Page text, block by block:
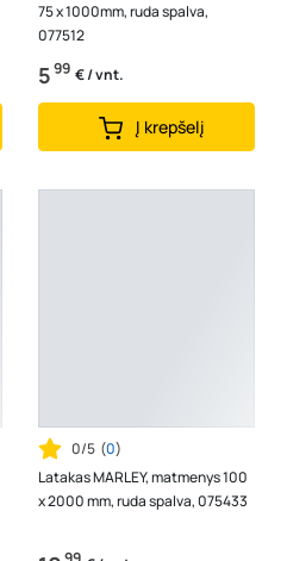
75 x 1000mm, ruda spalva,
077512
599 € / vnt.
Į krepšelį
0/5 (0)
Latakas MARLEY, matmenys 100
x 2000 mm, ruda spalva, 075433